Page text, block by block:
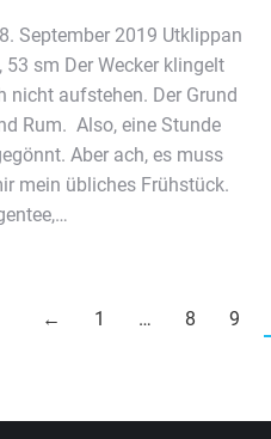
September 2019 Utklippan
sm Der Wecker klingelt
nicht aufstehen. Der Grund
Rum. Also, eine Stunde
Aber ach, es muss
mein übliches Frühstück.
← 1 … 8 9